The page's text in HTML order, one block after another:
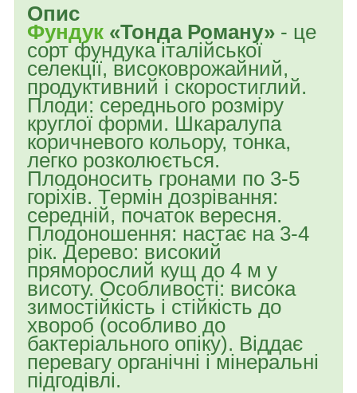
Опис
Фундук «Тонда Роману» - це
сорт фундука італійської
селекції, високоврожайний,
продуктивний і скоростиглий.
Плоди: середнього розміру
круглої форми. Шкаралупа
коричневого кольору, тонка,
легко розколюється.
Плодоносить гронами по 3-5
горіхів. Термін дозрівання:
середній, початок вересня.
Плодоношення: настає на 3-4
рік. Дерево: високий
пряморослий кущ до 4 м у
висоту. Особливості: висока
зимостійкість і стійкість до
хвороб (особливо до
бактеріального опіку). Віддає
перевагу органічні і мінеральні
підгодівлі.